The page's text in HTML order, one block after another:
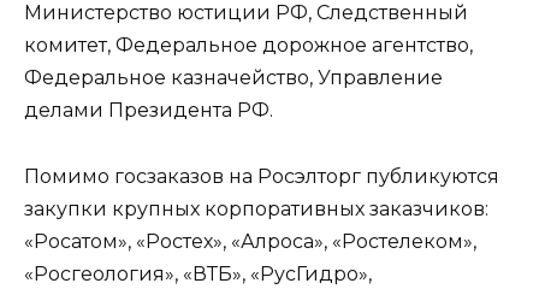
Министерство юстиции РФ, Следственный
комитет, Федеральное дорожное агентство,
Федеральное казначейство, Управление
делами Президента РФ.
Помимо госзаказов на Росэлторг публикуются
закупки крупных корпоративных заказчиков:
«Росатом», «Ростех», «Алроса», «Ростелеком»,
«Росгеология», «ВТБ», «РусГидро»,